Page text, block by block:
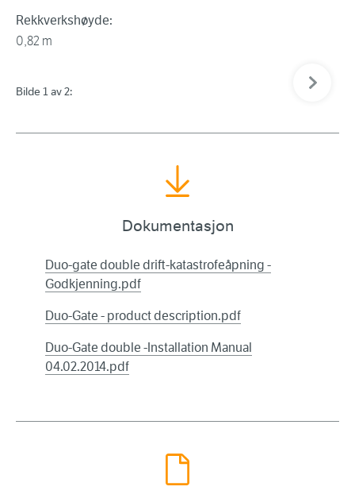
Rekkverkshøyde:
0,82 m
Bilde 1 av 2:
Dokumentasjon
Duo-gate double drift-katastrofeåpning -
Godkjenning.pdf
Duo-Gate - product description.pdf
Duo-Gate double -Installation Manual
04.02.2014.pdf